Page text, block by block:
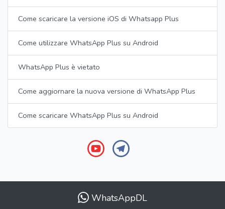
Come scaricare la versione iOS di Whatsapp Plus
Come utilizzare WhatsApp Plus su Android
WhatsApp Plus è vietato
Come aggiornare la nuova versione di WhatsApp Plus
Come scaricare WhatsApp Plus su Android
WhatsAppDL